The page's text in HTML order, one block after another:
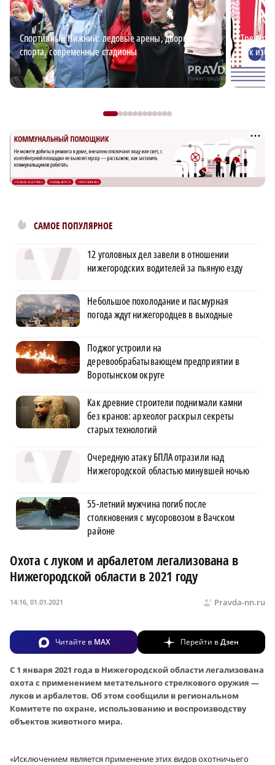
Спортивный Нижний: ледовые арены, дворцы
спорта, современные стадионы
Тренер
как
САМОЕ ПОПУЛЯРНОЕ
12 уголовных дел завели в отношении
нижегородских водителей за пьяную езду
Небольшое похолодание и пасмурная
погода ждут нижегородцев в выходные
Поджог устроили на
деревообрабатывающем предприятии в
Воротынском округе
Как древние строители поднимали камни
без кранов: археолог раскрыл секреты
старых технологий
Очередную атаку БПЛА отразили над
Нижегородской областью минувшей ночью
55-летний мужчина погиб после
столкновения с мусоровозом в Вачском
районе
Охота с луком и арбалетом легализована в
Нижегородской области в 2021 году
Pravda-nn.ru
14:16, 01.01.2021
Читайте в MAX Перейти вДзен
С 1 января 2021 года в Нижегородской области легализована
охота с применением метательного стрелкового оружия —
луков и арбалетов. Об этом сообщили в региональном
Комитете по охране, использованию и воспроизводству
объектов животного мира.
«Исключением является применение этих видов охотничьего